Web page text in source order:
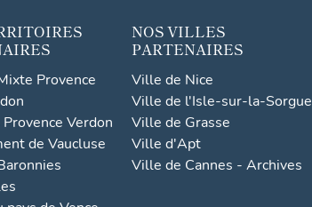
Provence
Verdon
de Vaucluse
NOS VILLES
PARTENAIRES
Ville de Nice
Ville de l'Isle-sur-la-Sorgue
Ville de Grasse
Ville d'Apt
Ville de Cannes - Archives